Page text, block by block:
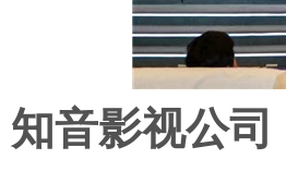
知音影视公司